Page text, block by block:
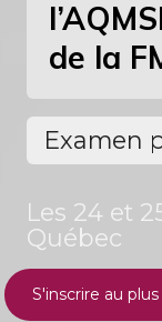
de la
Examen
Les 24 et
Québec
S'inscrire au